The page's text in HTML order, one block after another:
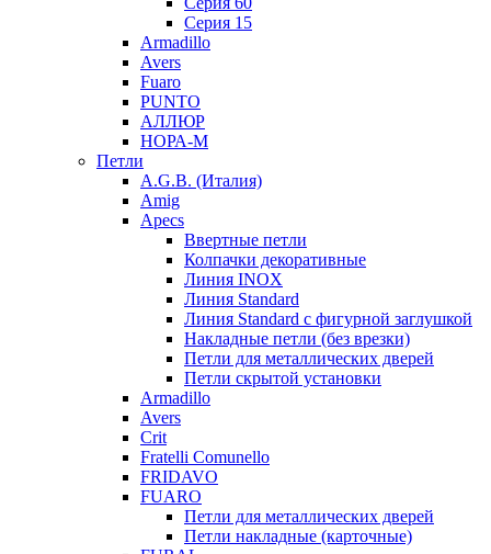
Серия 15
Armadillo
Avers
Fuaro
PUNTO
АЛЛЮР
НОРА-М
Петли
A.G.B. (Италия)
Amig
Apecs
Ввертные петли
Колпачки декоративные
Линия INOX
Линия Standard
Линия Standard с фигурной заглушкой
Накладные петли (без врезки)
Петли для металлических дверей
Петли скрытой установки
Armadillo
Avers
Crit
Fratelli Comunello
FRIDAVO
FUARO
Петли для металлических дверей
Петли накладные (карточные)